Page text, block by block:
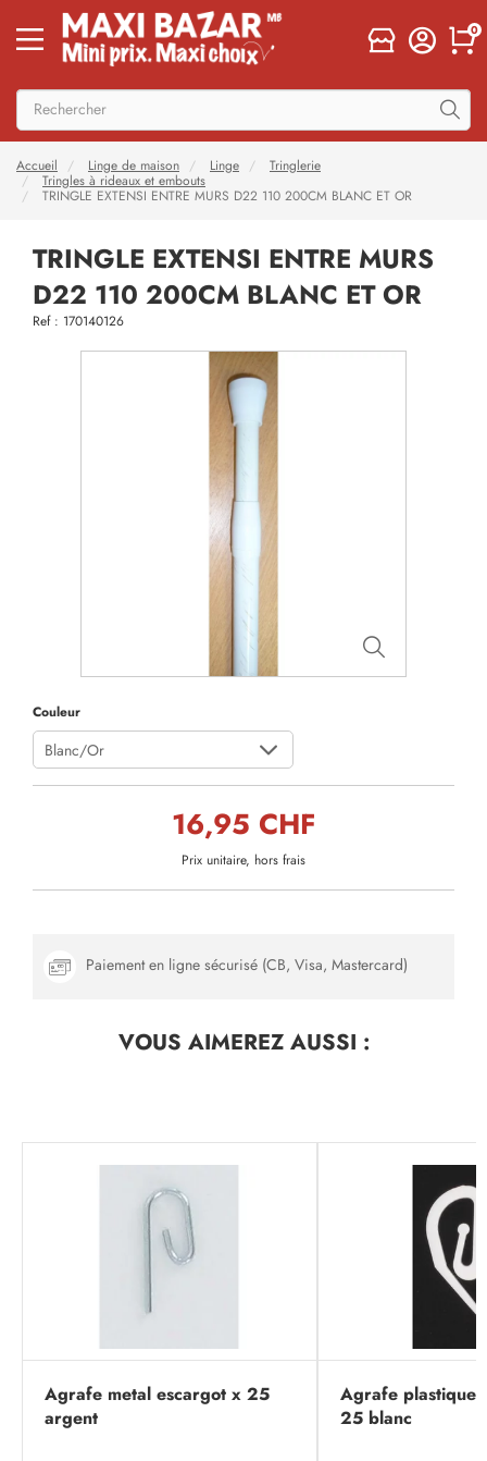
0
Accueil Linge de maison Linge
Tringlerie
Tringles à rideaux et embouts
TRINGLE EXTENSI ENTRE MURS D22 110 200CM BLANC ET OR
TRINGLE EXTENSI ENTRE MURS
D22 110 200CM BLANC ET OR
Ref : 170140126
Couleur
Blanc/Or
16,95 CHF
Prix unitaire, hors frais
Paiement en ligne sécurisé (CB, Visa, Mastercard)
VOUS AIMEREZAUSSI :
Agrafe metal escargot x 25
argent
Agrafe plastique
25 blanc